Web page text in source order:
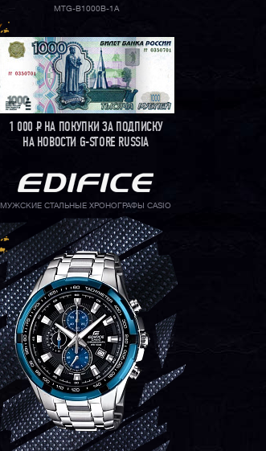
MTG-B1000B-1A
1 000РНА ПОКУПКИ ЗА ПОДПИСКУ
НА НОВОСТИ G-STORE RUSSIA
МУЖСКИЕ СТАЛЬНЫЕ ХРОНОГРАФЫ CASIO